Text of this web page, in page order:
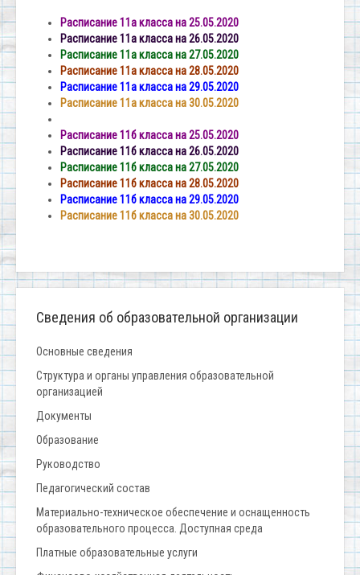
Расписание 11а класса на 25.05.2020
Расписание 11а класса на 26.05.2020
Расписание 11а класса на 27.05.2020
Расписание 11а класса на 28.05.2020
Расписание 11а класса на 29.05.2020
Расписание 11а класса на 30.05.2020
Расписание 11б класса на 25.05.2020
Расписание 11б класса на 26.05.2020
Расписание 11б класса на 27.05.2020
Расписание 11б класса на 28.05.2020
Расписание 11б класса на 29.05.2020
Расписание 11б класса на 30.05.2020
Сведения об образовательной организации
Основные сведения
Структура и органы управления образовательной
организацией
Документы
Образование
Руководство
Педагогический состав
Материально-техническое обеспечение и оснащенность
образовательного процесса. Доступная среда
Платные образовательные услуги